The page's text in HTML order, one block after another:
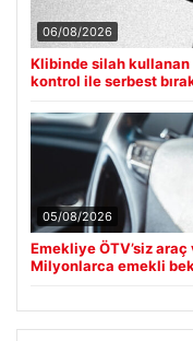
06/08/2026
Klibinde silah kullanan
kontrol ile serbest
05/08/2026
Emekliye ÖTV’siz
Milyonlarca emekli